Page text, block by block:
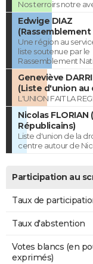
Nos terroirs notre
Edwige DIAZ
(Rassemblement
Une région au
liste soutenue par le
Rassemblement
Geneviève
(Liste d'union au
L'UNION FAIT LA
Nicolas FLORIAN
Républicains)
Liste d'union de la
centre autour de
Participation au
Taux de
Taux d'abstention
Votes blancs (en
exprimés)